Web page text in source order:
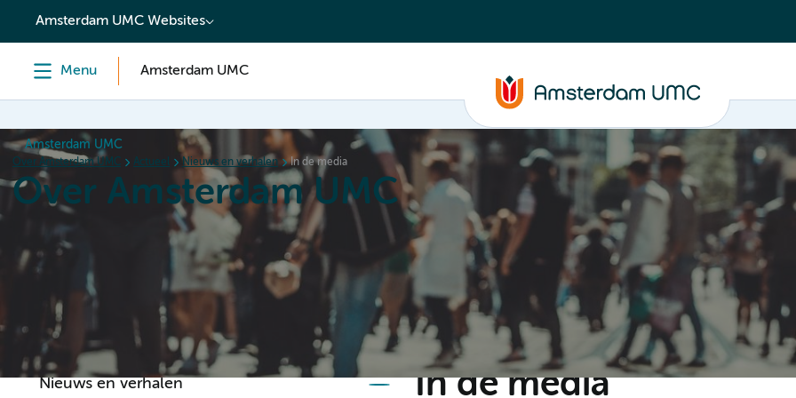
content
Amsterdam UMC Websites
Menu Amsterdam UMC
Amsterdam UMC
Over Amsterdam UMC Actueel Nieuws en verhalen In de media
Over Amsterdam UMC
Hoe wij werken Als werkgever Steun ons Evenementen Actueel Contact
Nieuws en verhalen In de media